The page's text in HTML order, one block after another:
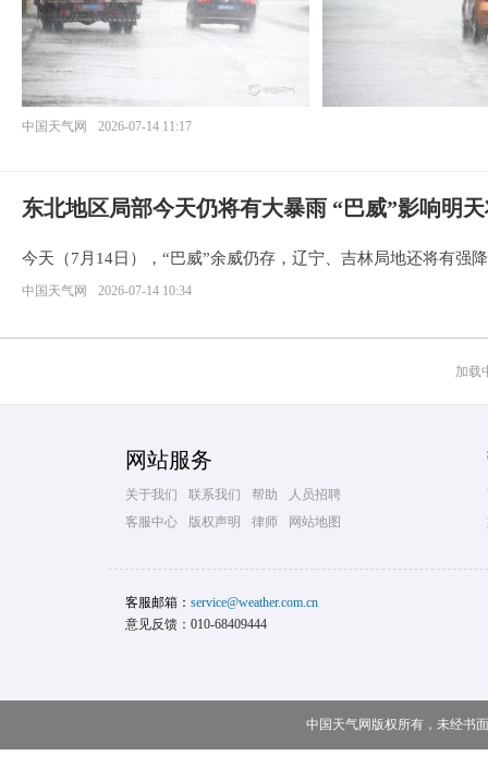
中国天气网 2026-07-14 11:17
东北地区局部今天仍将有大暴雨 “巴威”影响明
今天（7月14日），“巴威”余威仍存，辽宁、吉林局地还将有强
中国天气网 2026-07-14 10:34
加载
网站服务
关于我们 联系我们 帮助
人员招聘
客服中心
版权声明 律师 网站地图
客服邮箱： service@weather.com.cn
意见反馈：010-68409444
中国天气网版权所有，未经